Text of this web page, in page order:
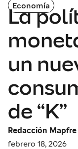
Economía
La
un
de “K”
Redacción Mapfre
febrero 18, 2026